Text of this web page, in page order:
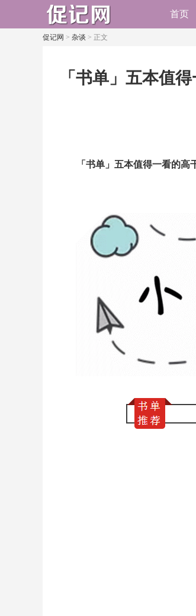
首页
促记网 > 杂谈 > 正文
「书单」五本值
「书单」五本值得一看的